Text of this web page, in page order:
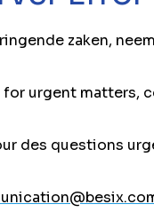
zaken,
urgent matters,
des questions